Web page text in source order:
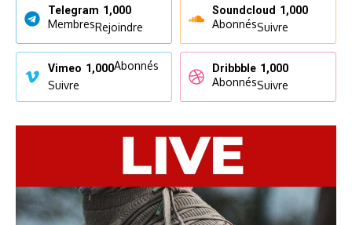
Telegram 1,000
MembresRejoindre
Soundcloud 1,000
AbonnésSuivre
Vimeo 1,000Abonnés
Suivre
Dribbble 1,000
AbonnésSuivre